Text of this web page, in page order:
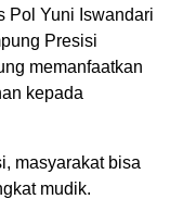
Pol Yuni Iswandari
Presisi
memanfaatkan
kepada
masyarakat bisa
mudik.